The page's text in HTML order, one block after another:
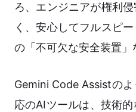
ろ、エンジニアが権利
く、安心してフルスピ
の「不可欠な安全装置」
Gemini Code Assistの
応のAIツールは、技術